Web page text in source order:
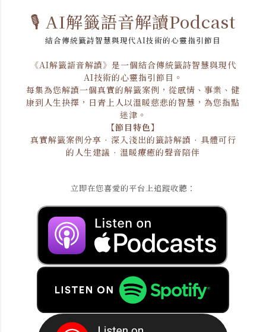
🎙️ AI解籤語音解讀Podcast
結合傳統籤詩智慧與現代AI技術的心靈指引節目
《AI解籤語音解讀》是一個結合傳統籤詩智慧與現代
AI技術的心靈指引節目。
每集為您解讀一個真實的解籤案例，從感情、事業、健
康到人生抉擇，日青上人以溫暖慈悲的智慧，為您指點
迷津。
【節目特色】
真實解籤案例分享 · 深入淺出的籤詩解讀 · 具體可行
的人生建議 · 溫暖療癒的聲音陪伴
立即在您喜愛的平台上追蹤收聽：